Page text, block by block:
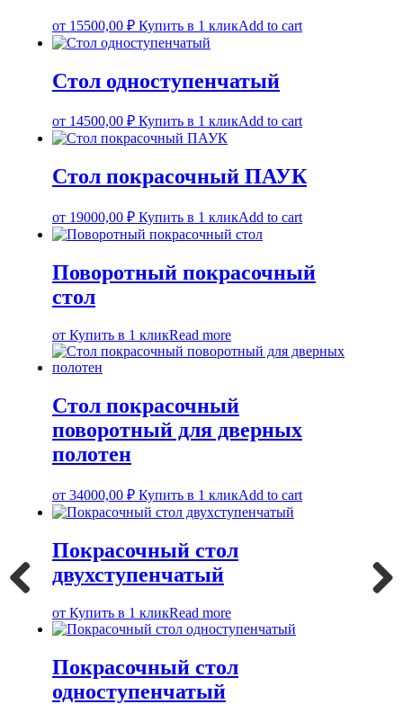
от 15500,00 ₽ Купить в 1 кликAdd to cart
Стол одноступенчатый
от 14500,00 ₽ Купить в 1 кликAdd to cart
Стол покрасочный ПАУК
от 19000,00 ₽ Купить в 1 кликAdd to cart
Поворотный покрасочный
стол
от Купить в 1 кликRead more
Стол покрасочный
поворотный для дверных
полотен
от 34000,00 ₽ Купить в 1 кликAdd to cart
Покрасочный стол
двухступенчатый
от Купить в 1 кликRead more
Покрасочный стол
одноступенчатый